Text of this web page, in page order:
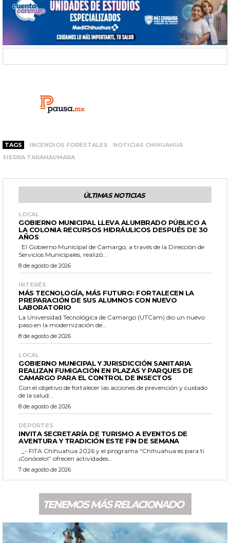
TAGS INCENDIOS FORESTALES
NOTICIAS CHIHUAHUA
SIERRA TARAHAUMARA
ÚLTIMAS NOTICIAS
LOCAL
GOBIERNO MUNICIPAL LLEVA ALUMBRADO PÚBLICO A
LA COLONIA RECURSOS HIDRÁULICOS DESPUÉS DE 30
AÑOS
Servicios Municipales, realizó...
8 de agosto de 2026
INTERÉS
MÁS TECNOLOGÍA, MÁS FUTURO: FORTALECEN LA
PREPARACIÓN DE SUS ALUMNOS CON NUEVO
LABORATORIO
La Universidad Tecnológica de Camargo (UTCam) dio un nuevo
paso en la modernización de...
8 de agosto de 2026
LOCAL
GOBIERNO MUNICIPAL Y JURISDICCIÓN SANITARIA
REALIZAN FUMIGACIÓN EN PLAZAS Y PARQUES DE
CAMARGO PARA EL CONTROL DE INSECTOS
Con el objetivo de fortalecer las acciones de prevención y cuidado
de la salud...
8 de agosto de 2026
DEPORTES
INVITA SECRETARÍA DE TURISMO A EVENTOS DE
AVENTURA Y TRADICIÓN ESTE FIN DE SEMANA
¡Conócelo!” ofrecen actividades...
7 de agosto de 2026
TENEMOS MÁS RELACIONADO